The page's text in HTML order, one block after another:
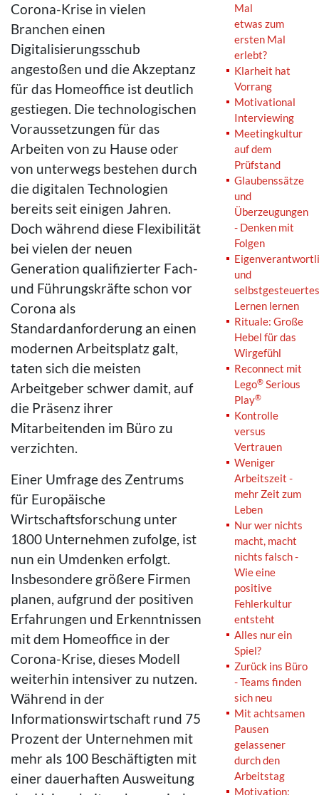
Corona-Krise in vielen
Branchen einen
Digitalisierungsschub
angestoßen und die Akzeptanz
für das Homeoffice ist deutlich
gestiegen. Die technologischen
Voraussetzungen für das
Arbeiten von zu Hause oder
von unterwegs bestehen durch
die digitalen Technologien
bereits seit einigen Jahren.
Doch während diese Flexibilität
bei vielen der neuen
Generation qualifizierter Fach-
und Führungskräfte schon vor
Corona als
Standardanforderung an einen
modernen Arbeitsplatz galt,
taten sich die meisten
Arbeitgeber schwer damit, auf
die Präsenz ihrer
Mitarbeitenden im Büro zu
verzichten.
Einer Umfrage des Zentrums
für Europäische
Wirtschaftsforschung unter
1800 Unternehmen zufolge, ist
nun ein Umdenken erfolgt.
Insbesondere größere Firmen
planen, aufgrund der positiven
Erfahrungen und Erkenntnissen
mit dem Homeoffice in der
Corona-Krise, dieses Modell
weiterhin intensiver zu nutzen.
Während in der
Informationswirtschaft rund 75
Prozent der Unternehmen mit
mehr als 100 Beschäftigten mit
einer dauerhaften Ausweitung
Mal
etwas zum
ersten Mal
erlebt?
Klarheit hat
Vorrang
Motivational
Interviewing
Meetingkultur
auf dem
Prüfstand
Glaubenssätze
und
Überzeugungen
- Denken mit
Folgen
und
selbstgesteuertes
Lernen lernen
Rituale: Große
Hebel für das
Wirgefühl
Reconnect mit
Lego®Serious
Play®
Kontrolle
versus
Vertrauen
Weniger
Arbeitszeit -
mehr Zeit zum
Leben
Nur wer nichts
macht, macht
nichts falsch -
Wie eine
positive
Fehlerkultur
entsteht
Alles nur ein
Spiel?
Zurück ins Büro
- Teams finden
sich neu
Mit achtsamen
Pausen
gelassener
durch den
Arbeitstag
Motivation: